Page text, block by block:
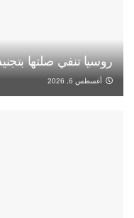
روسيا تنفي صلتها
أغسطس 6, 2026